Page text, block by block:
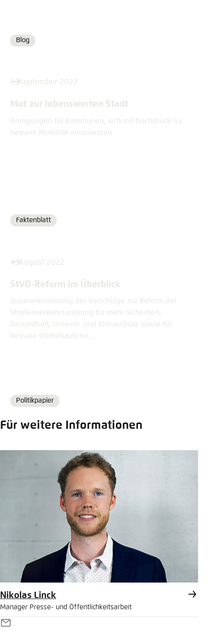
Format
Blog
8. September 2022
Mut zur lebenswerten Stadt
Anregungen für Kommunen, sich mit Nachdruck für
bessere Mobilität einzusetzen
Format
Faktenblatt
4. August 2022
StVO-Reform im Überblick
Zusammenfassung der Vorschläge zur Reform der
Straßenverkehrsordnung für mehr Sicherheit,
Gesundheit, Umwelt- und Klimaschutz sowie für
bessere städtebauliche...
Format
Politikpapier
Für weitere Informationen
Nikolas Linck
Manager Presse- und Öffentlichkeitsarbeit
E-